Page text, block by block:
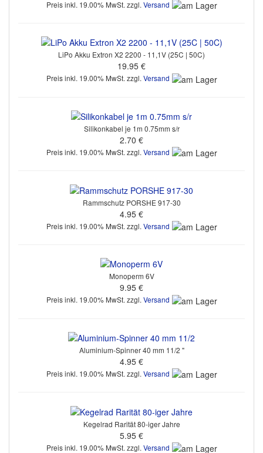
Preis inkl. 19.00% MwSt. zzgl. Versand
LiPo Akku Extron X2 2200 - 11,1V (25C | 50C)
19.95 €
Preis inkl. 19.00% MwSt. zzgl. Versand
Silikonkabel je 1m 0.75mm s/r
2.70 €
Preis inkl. 19.00% MwSt. zzgl. Versand
Rammschutz PORSHE 917-30
4.95 €
Preis inkl. 19.00% MwSt. zzgl. Versand
Monoperm 6V
9.95 €
Preis inkl. 19.00% MwSt. zzgl. Versand
Aluminium-Spinner 40 mm 11/2 "
4.95 €
Preis inkl. 19.00% MwSt. zzgl. Versand
Kegelrad Rarität 80-iger Jahre
5.95 €
Preis inkl. 19.00% MwSt. zzgl. Versand